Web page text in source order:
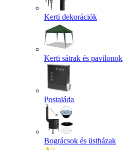
Kerti dekorációk
Kerti sátrak és pavilonok
Postaláda
Bográcsok és üstházak